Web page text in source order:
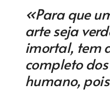
«Para que
arte seja
imortal, tem
completo
humano,